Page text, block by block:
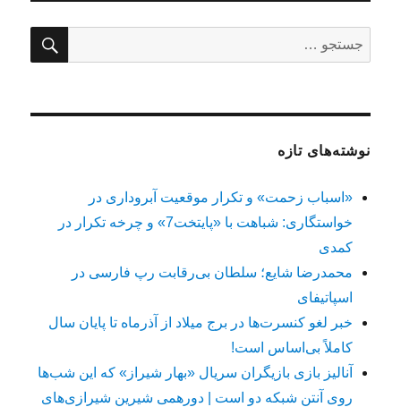
برای:
نوشته‌های تازه
«اسباب زحمت» و تکرار موقعیت آبروداری در
خواستگاری: شباهت با «پایتخت7» و چرخه تکرار در
کمدی
محمدرضا شایع؛ سلطان بی‌رقابت رپ فارسی در
اسپاتیفای
خبر لغو کنسرت‌ها در برج میلاد از آذرماه تا پایان سال
کاملاً بی‌اساس است!
آنالیز بازی بازیگران سریال «بهار شیراز» که این شب‌ها
روی آنتن شبکه دو است | دورهمی شیرین شیرازی‌های